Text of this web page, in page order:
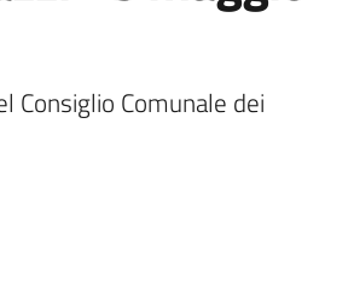
Consiglio Comunale dei